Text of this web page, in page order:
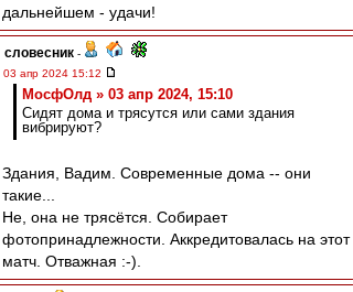
дальнейшем - удачи!
словесник -
03 апр 2024 15:12
МосфОлд » 03 апр 2024, 15:10
Сидят дома и трясутся или сами здания
вибрируют?
Здания, Вадим. Современные дома -- они
такие...
Не, она не трясётся. Собирает
фотопринадлежности. Аккредитовалась на этот
матч. Отважная :-).